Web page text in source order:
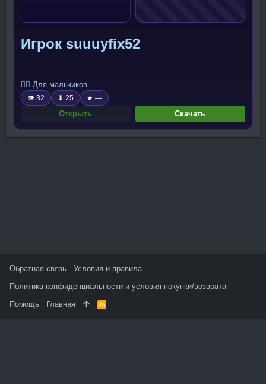
Игрок suuuyfix52
🧍‍♂️ Для мальчиков
👁 32 ⬇ 25 ★ —
Открыть Скачать
Обратная связь
Условия и правила
Политика конфиденциальности и условия покупки/возврата
Помощь
Главная
R